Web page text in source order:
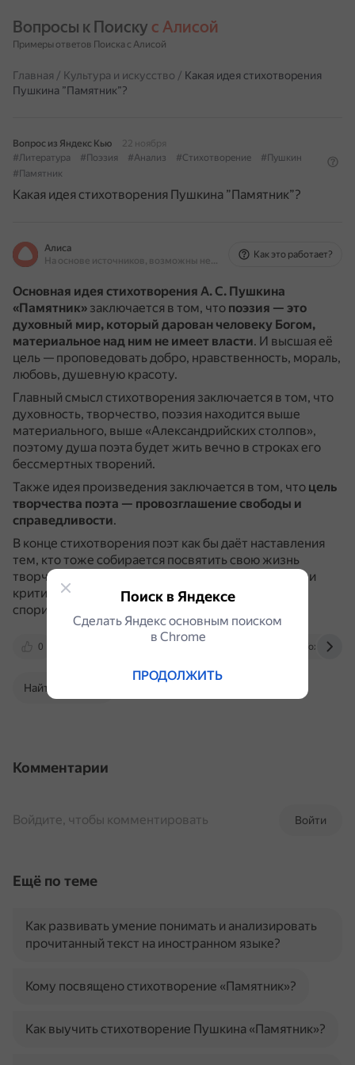
Вопросы к Поиску с Алисой
Примеры ответов Поиска с Алисой
Главная / Культура и искусство / Какая идея стихотворения
Пушкина ”Памятник”?
Вопрос из Яндекс Кью
22 ноября
#Литература
#Поэзия #Анализ #Стихотворение
#Пушкин
#Памятник
Какая идея стихотворения Пушкина ”Памятник”?
Алиса
На основе источников, возможны неточности
Как это работает?
Основная идея стихотворения А. С. Пушкина
«Памятник» заключается в том, что поэзия — это
духовный мир, который дарован человеку Богом,
материальное над ним не имеет власти. И высшая её
цель — проповедовать добро, нравственность, мораль,
любовь, душевную красоту.
Главный смысл стихотворения заключается в том, что
духовность, творчество, поэзия находится выше
материального, выше «Александрийских столпов»,
поэтому душа поэта будет жить вечно в строках его
бессмертных творений.
Также идея произведения заключается в том, что цель
творчества поэта — провозглашение свободы и
справедливости.
В конце стихотворения поэт как бы даёт наставления
тем, кто тоже собирается посвятить свою жизнь
творчеству: довериться Богу, не бояться клеветы и
критики, не требовать признания и не пытаться
спорить с глупцами.
0 foxford.ru
Найти в Поиске
Комментарии
Войти
Войдите, чтобы комментировать
Ещё по теме
Как развивать умение понимать и анализировать
прочитанный текст на иностранном языке?
Кому посвящено стихотворение «Памятник»?
Как выучить стихотворение Пушкина «Памятник»?
Поиск в Яндексе
Сделать Яндекс основным поиском
в Сhrome
ПРОДОЛЖИТЬ